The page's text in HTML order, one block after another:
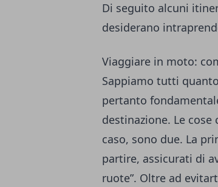
Di seguito alcuni
desiderano
Viaggiare in moto:
Sappiamo tutti
pertanto
destinazione. Le
caso, sono due. La
partire, assicurati di
ruote”. Oltre ad